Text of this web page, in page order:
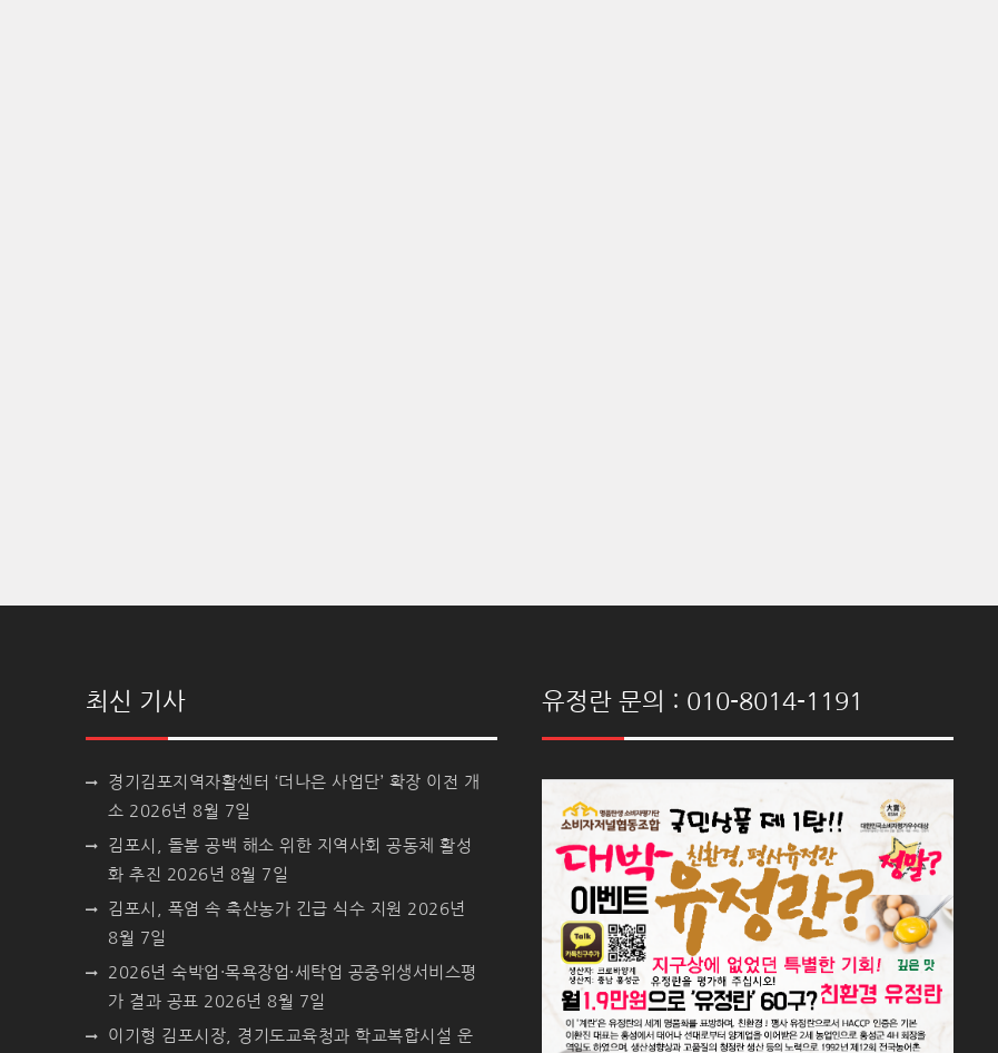
최신 기사
경기김포지역자활센터 ‘더나은 사업단’ 확장 이전 개
소 2026년 8월 7일
김포시, 돌봄 공백 해소 위한 지역사회 공동체 활성
화 추진 2026년 8월 7일
김포시, 폭염 속 축산농가 긴급 식수 지원 2026년
8월 7일
2026년 숙박업·목욕장업·세탁업 공중위생서비스평
가 결과 공표 2026년 8월 7일
이기형 김포시장, 경기도교육청과 학교복합시설 운
유정란 문의 : 010-8014-1191